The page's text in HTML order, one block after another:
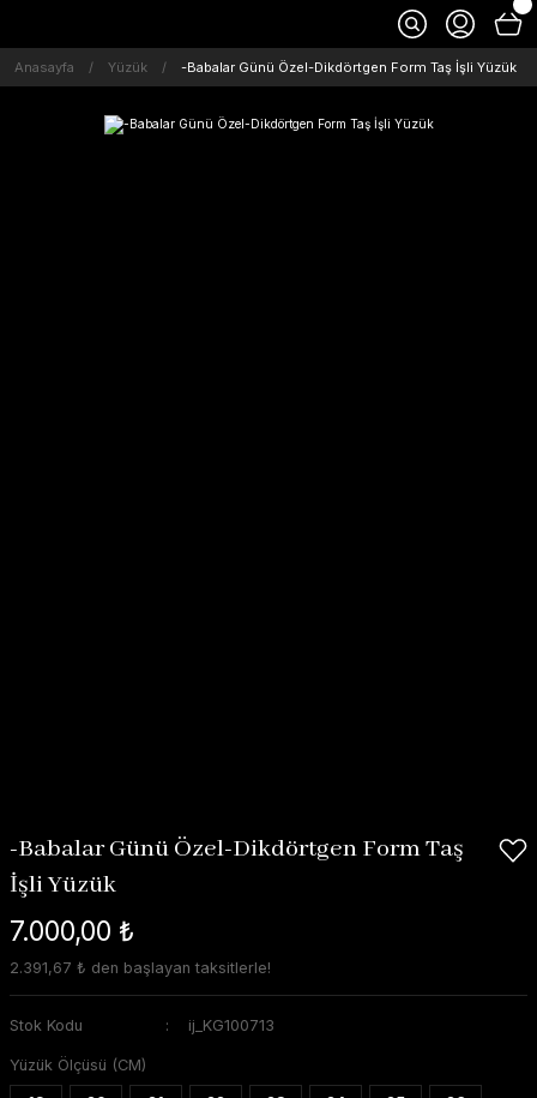
Anasayfa Yüzük -Babalar Günü Özel-Dikdörtgen Form Taş İşli Yüzük
-Babalar Günü Özel-Dikdörtgen Form Taş
İşli Yüzük
7.000,00 ₺
2.391,67 ₺ den başlayan taksitlerle!
Stok Kodu ij_KG100713
Yüzük Ölçüsü (CM)